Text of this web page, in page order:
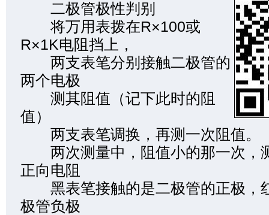
二极管极性判别
将万用表拨在R×100或
R×1K电阻挡上，
两支表笔分别接触二极管的
两个电极
测其阻值（记下此时的阻
值）
两支表笔调换，再测一次阻值。
两次测量中，阻值小的那一次，
正向电阻
黑表笔接触的是二极管的正极，
极管负极